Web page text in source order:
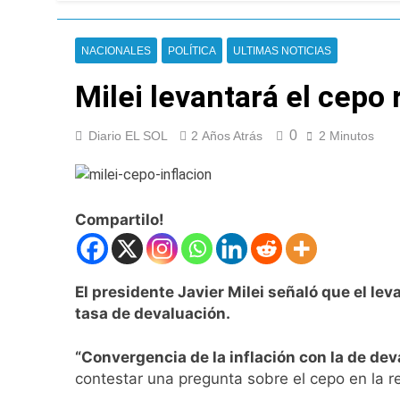
9 Horas Atrás
Una nueva
El oficialismo
Detuvieron en
13 Horas Atrás
Siguen
13 Horas Atrás
Las vacaciones
15 Horas Atrás
NACIONALES POLÍTICA ULTIMAS NOTICIAS
Milei levantará el cepo
Diario EL SOL 2 Años Atrás 0 2 Minutos
Compartilo!
El presidente Javier Milei señaló que el
tasa de devaluación.
“Convergencia de la inflación con la de
contestar una pregunta sobre el cepo en la